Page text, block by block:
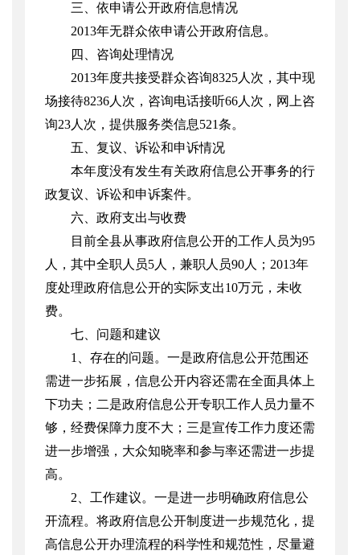
三、依申请公开政府信息情况
2013年无群众依申请公开政府信息。
四、咨询处理情况
2013年度共接受群众咨询8325人次，其中现
场接待8236人次，咨询电话接听66人次，网上咨
询23人次，提供服务类信息521条。
五、复议、诉讼和申诉情况
本年度没有发生有关政府信息公开事务的行
政复议、诉讼和申诉案件。
六、政府支出与收费
目前全县从事政府信息公开的工作人员为95
人，其中全职人员5人，兼职人员90人； 2013年
度处理政府信息公开的实际支出10万元，未收
费。
七、问题和建议
1
、存在的问题。一是政府信息公开范围还
需进一步拓展，信息公开内容还需在全面具体上
下功夫；二是政府信息公开专职工作人员力量不
够，经费保障力度不大；三是宣传工作力度还需
进一步增强，大众知晓率和参与率还需进一步提
高。
2 、工作建议。一是进一步明确政府信息公
开流程。将政府信息公开制度进一步规范化，提
高信息公开办理流程的科学性和规范性，尽量避